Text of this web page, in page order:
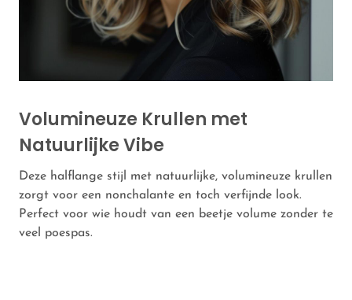
Volumineuze Krullen met
Natuurlijke Vibe
Deze halflange stijl met natuurlijke, volumineuze krullen
zorgt voor een nonchalante en toch verfijnde look.
Perfect voor wie houdt van een beetje volume zonder te
veel poespas.